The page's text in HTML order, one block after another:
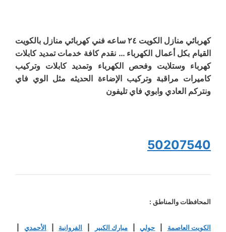
كهربائي منازل الكويت ٢٤ ساعه فني كهربائي منازل بالكويت
القيام بكل أعمال الكهرباء … نقدم كافة خدمات تمديد كابلات
كهرباء وستلايت وفحص الكهرباء وتمديد كابلات وتركيب
كاميرات مراقبة وتركيب الإضاءة الحديثه مثل الوي فاي
ونتركم العادي وابوي فاي تليفون
50207540
المحافظات والمناطق :
الكويت العاصمة حولي|مبارك الكبير الفروانية الأحمدي